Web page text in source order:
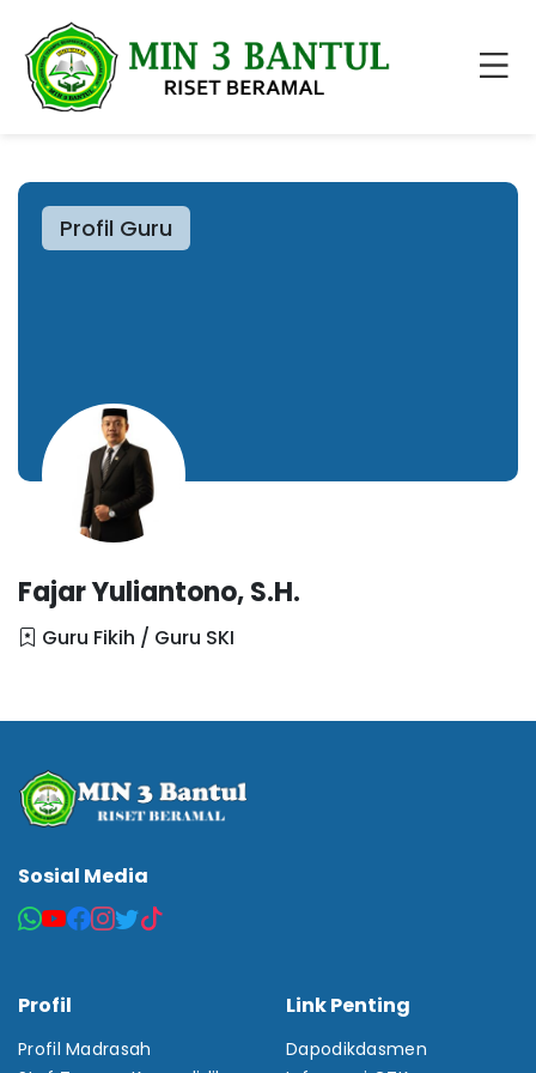
Profil Guru
Fajar Yuliantono, S.H.
Guru Fikih / Guru SKI
Sosial Media
Profil
Profil Madrasah
Link Penting
Dapodikdasmen